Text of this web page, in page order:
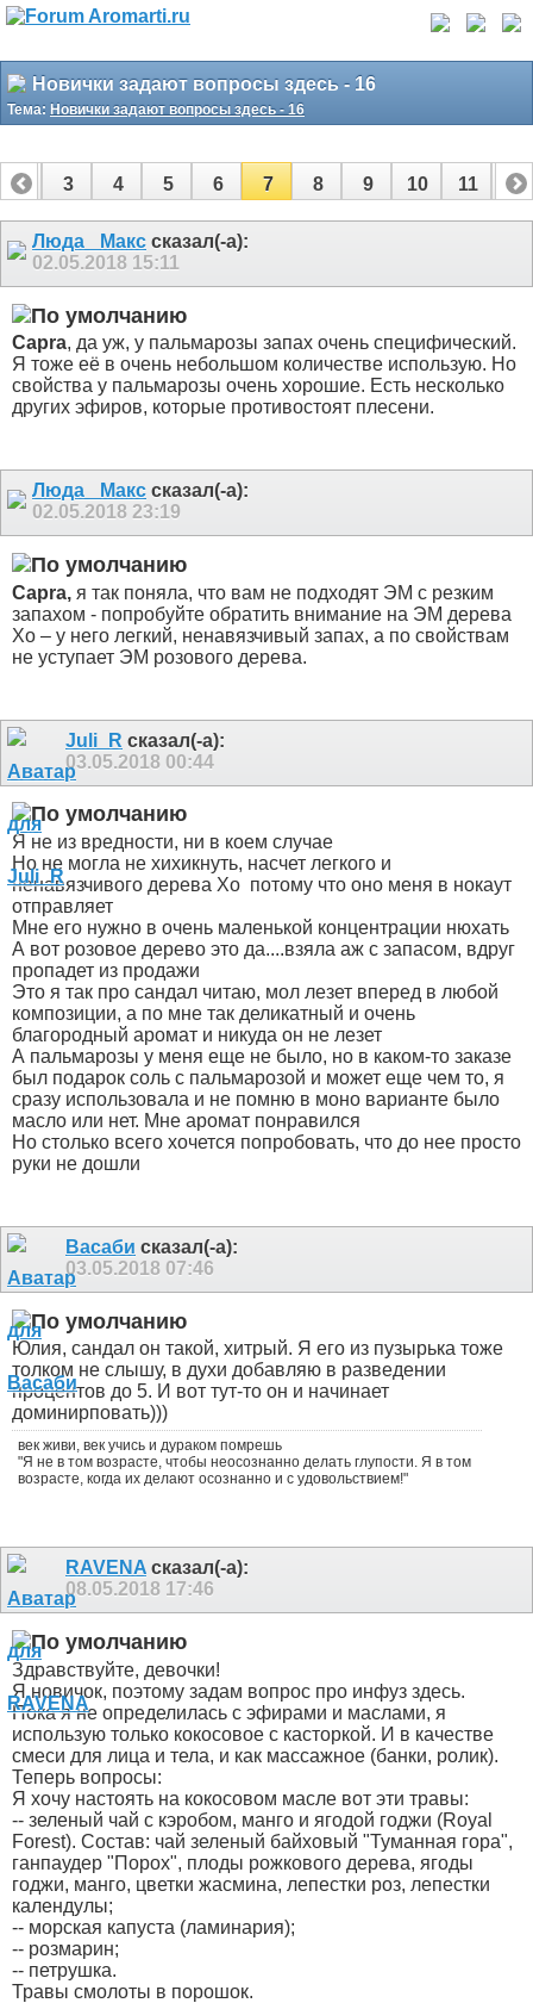
Новички задают вопросы здесь - 16
Тема: Новички задают вопросы здесь - 16
2 3 4 5 6 7 8 9 10 11 12
16
Люда _Макс сказал(-а):
02.05.2018 15:11
Capra, да уж, у пальмарозы запах очень специфический.
Я тоже её в очень небольшом количестве использую. Но
свойства у пальмарозы очень хорошие. Есть несколько
других эфиров, которые противостоят плесени.
Люда _Макс сказал(-а):
02.05.2018 23:19
Capra, я так поняла, что вам не подходят ЭМ с резким
запахом - попробуйте обратить внимание на ЭМ дерева
Хо – у него легкий, ненавязчивый запах, а по свойствам
не уступает ЭМ розового дерева.
Juli_R сказал(-а):
03.05.2018 00:44
Я не из вредности, ни в коем случае
Но не могла не хихикнуть, насчет легкого и
ненавязчивого дерева Хо потому что оно меня в нокаут
отправляет
Мне его нужно в очень маленькой концентрации нюхать
А вот розовое дерево это да....взяла аж с запасом, вдруг
пропадет из продажи
Это я так про сандал читаю, мол лезет вперед в любой
композиции, а по мне так деликатный и очень
благородный аромат и никуда он не лезет
А пальмарозы у меня еще не было, но в каком-то заказе
был подарок соль с пальмарозой и может еще чем то, я
сразу использовала и не помню в моно варианте было
масло или нет. Мне аромат понравился
Но столько всего хочется попробовать, что до нее просто
руки не дошли
Васаби сказал(-а):
03.05.2018 07:46
Юлия, сандал он такой, хитрый. Я его из пузырька тоже
толком не слышу, в духи добавляю в разведении
процентов до 5. И вот тут-то он и начинает
доминирповать)))
век живи, век учись и дураком помрешь
"Я не в том возрасте, чтобы неосознанно делать глупости. Я в том
возрасте, когда их делают осознанно и с удовольствием!"
RAVENA сказал(-а):
08.05.2018 17:46
Здравствуйте, девочки!
Я новичок, поэтому задам вопрос про инфуз здесь.
Пока я не определилась с эфирами и маслами, я
использую только кокосовое с касторкой. И в качестве
смеси для лица и тела, и как массажное (банки, ролик).
Теперь вопросы:
Я хочу настоять на кокосовом масле вот эти травы:
-- зеленый чай с кэробом, манго и ягодой годжи (Royal
Forest). Состав: чай зеленый байховый "Туманная гора",
ганпаудер "Порох", плоды рожкового дерева, ягоды
годжи, манго, цветки жасмина, лепестки роз, лепестки
календулы;
-- морская капуста (ламинария);
-- розмарин;
-- петрушка.
Травы смолоты в порошок.